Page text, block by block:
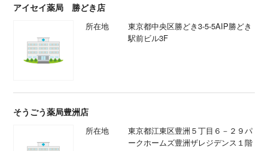
アイセイ薬局 勝どき店
所在地
東京都中央区勝どき3-5-5AIP勝どき
駅前ビル3F
そうごう薬局豊洲店
所在地
東京都江東区豊洲５丁目６－２９パ
ークホームズ豊洲ザレジデンス１階